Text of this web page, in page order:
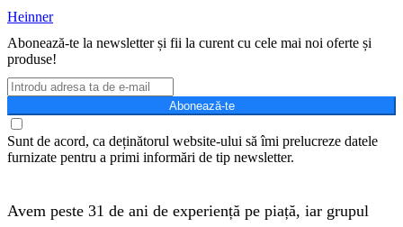
Heinner
Abonează-te la newsletter și fii la curent cu cele mai noi oferte și
produse!
Abonează-te
Sunt de acord, ca deținătorul website-ului să îmi prelucreze datele
furnizate pentru a primi informări de tip newsletter.
Avem peste 31 de ani de experiență pe piață, iar grupul